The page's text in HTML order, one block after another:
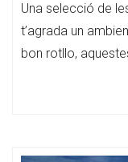
Una selecció de
t’agrada un
bon rotllo,